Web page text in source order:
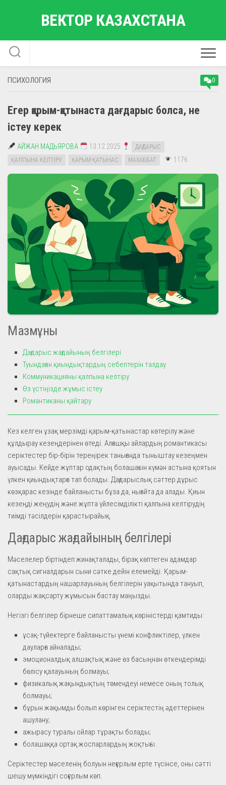
ВЕКТОР КАЗАХСТАНА
ПСИХОЛОГИЯ 0
Егер қарым-қатынаста дағдарыс болса, не
істеу керек
АЙЖАН МАДЬЯРОВА 13.12.2025
ДАҒДАРЫС
ҚАЛПЫНА КЕЛТІРУ
ҚАРЫМ-ҚАТЫНАС МАХАББАТ 1176
Мазмұны
Дағдарыс жағдайының белгілері
Туындаған қиындықтардың себептерін талдау
Коммуникацияны қалпына келтіру
Өз үстіңізде жұмыс істеу
Романтиканы қайтару
Кез келген ұзақ мерзімді қарым-қатынастар көтерілу және
құлдырау кезеңдерінен өтеді. Алғашқы айлардың романтикасы
серіктестер бір-бірін тереңірек танығанда тыныштау кезеңмен
ауысады. Кейде жұптар одақтың болашағын күмән астына қоятын
үлкен қиындықтарға тап болады. Дағдарыслық сәттер дұрыс
көзқарас кезінде байланысты бұза да, нығайта да алады. Қиын
кезеңді жеңудің және жұпта үйлесімділікті қалпына келтірудің
тиімді тәсілдерін қарастырайық.
Дағдарыс жағдайының белгілері
Мәселелер біртіндеп жинақталады, бірақ көптеген адамдар
сақтық сигналдарын сыни сәтке дейін елемейді. Қарым-
қатынастардың нашарлауының белгілерін уақытында тануып,
оларды жақсарту жұмысын бастау маңызды.
Негізгі белгілер бірнеше сипаттамалық көріністерді қамтиды:
ұсақ-түйектерге байланысты үнемі конфликтілер, үлкен
дауларға айналады;
эмоционалдық алшақтық және өз басыңнан өткендерімді
бөлісу қалауының болмауы;
физикалық жақындықтың төмендеуі немесе оның толық
болмауы;
бұрын жақымды болып көрінген серіктестің әдеттерінен
ашулану;
ажырасу туралы ойлар тұрақты болады;
болашаққа ортақ жоспарлардың жоқтығы.
Серіктестер мәселенің болуын неғұрлым ерте түсінсе, оны сәтті
шешу мүмкіндігі соғұрлым көп.